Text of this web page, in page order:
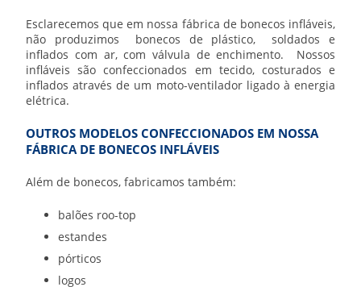
Esclarecemos que em nossa fábrica de bonecos infláveis,
não produzimos bonecos de plástico, soldados e
inflados com ar, com válvula de enchimento. Nossos
infláveis são confeccionados em tecido, costurados e
inflados através de um moto-ventilador ligado à energia
elétrica.
OUTROS MODELOS CONFECCIONADOS EM NOSSA
FÁBRICA DE BONECOS INFLÁVEIS
Além de bonecos, fabricamos também:
balões roo-top
estandes
pórticos
logos